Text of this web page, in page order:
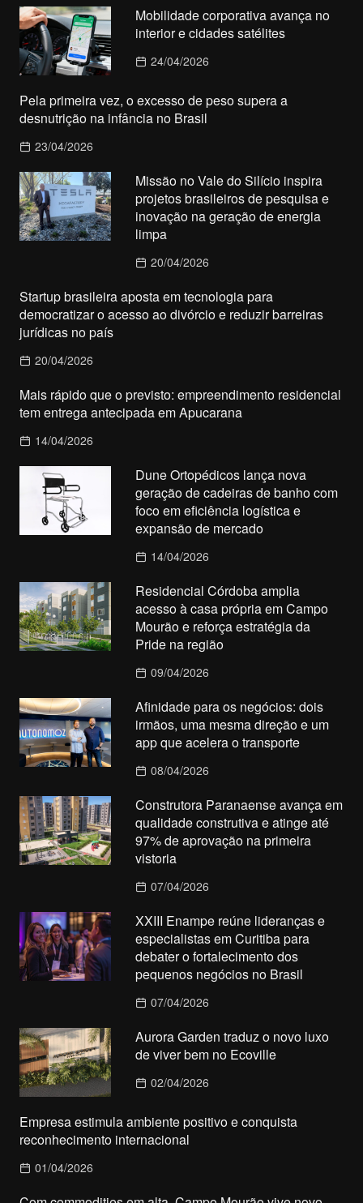
Mobilidade corporativa avança no
interior e cidades satélites
24/04/2026
Pela primeira vez, o excesso de peso supera a
desnutrição na infância no Brasil
23/04/2026
Missão no Vale do Silício inspira
projetos brasileiros de pesquisa e
inovação na geração de energia
limpa
20/04/2026
Startup brasileira aposta em tecnologia para
democratizar o acesso ao divórcio e reduzir barreiras
jurídicas no país
20/04/2026
Mais rápido que o previsto: empreendimento residencial
tem entrega antecipada em Apucarana
14/04/2026
Dune Ortopédicos lança nova
geração de cadeiras de banho com
foco em eficiência logística e
expansão de mercado
14/04/2026
Residencial Córdoba amplia
acesso à casa própria em Campo
Mourão e reforça estratégia da
Pride na região
09/04/2026
Afinidade para os negócios: dois
irmãos, uma mesma direção e um
app que acelera o transporte
08/04/2026
Construtora Paranaense avança em
qualidade construtiva e atinge até
97% de aprovação na primeira
vistoria
07/04/2026
XXIII Enampe reúne lideranças e
especialistas em Curitiba para
debater o fortalecimento dos
pequenos negócios no Brasil
07/04/2026
Aurora Garden traduz o novo luxo
de viver bem no Ecoville
02/04/2026
Empresa estimula ambiente positivo e conquista
reconhecimento internacional
01/04/2026